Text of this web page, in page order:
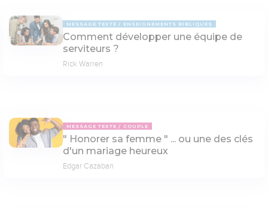
MESSAGE TEXTE ENSEIGNEMENTS BIBLIQUES
Comment développer une équipe de
serviteurs ?
Rick Warren
MESSAGE TEXTE COUPLE
" Honorer sa femme " ... ou une des clés
d'un mariage heureux
Edgar Cazaban